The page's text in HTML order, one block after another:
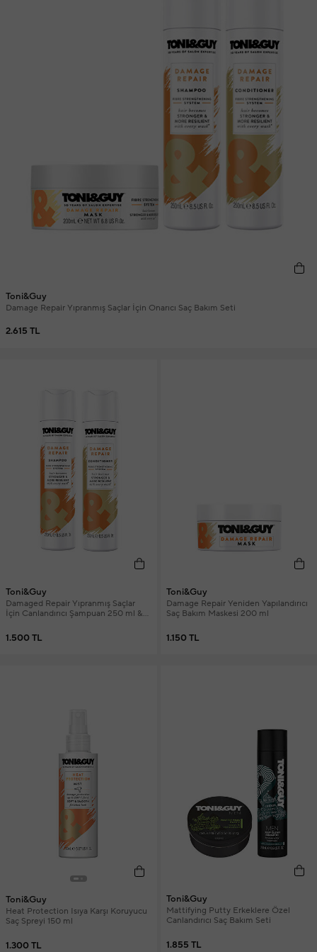
Toni&Guy
Damage Repair Yıpranmış Saçlar İçin Onarıcı Saç Bakım Seti
2.615 TL
Toni&Guy
Damaged Repair Yıpranmış Saçlar
İçin Canlandırıcı Şampuan 250 ml &
1.500 TL
Toni&Guy
Damage Repair Yeniden Yapılandırıcı
Saç Bakım Maskesi 200 ml
1.150 TL
Toni&Guy
Heat Protection Isıya Karşı Koruyucu
Saç Spreyi 150 ml
1.300 TL
Toni&Guy
Mattifying Putty Erkeklere Özel
Canlandırıcı Saç Bakım Seti
1.855 TL